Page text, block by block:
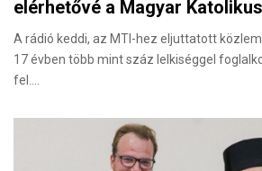
elérhetővé a Magyar
A rádió keddi, az MTI-hez eljuttatott
17 évben több mint száz lelkiséggel
fel.…